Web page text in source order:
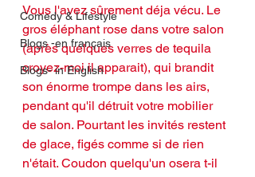
Comedy & Lifestyle
Blogs -en français
Blogs- in English
Vous l'avez sûrement déja vécu. Le
gros éléphant rose dans votre salon
(après quelques verres de tequila
croyez-moi il apparait), qui brandit
son énorme trompe dans les airs,
pendant qu'il détruit votre mobilier
de salon. Pourtant les invités restent
de glace, figés comme si de rien
n'était. Coudon quelqu'un osera t-il